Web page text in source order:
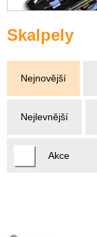
Skalpely
Nejnovější
Nejlevnější
Akce